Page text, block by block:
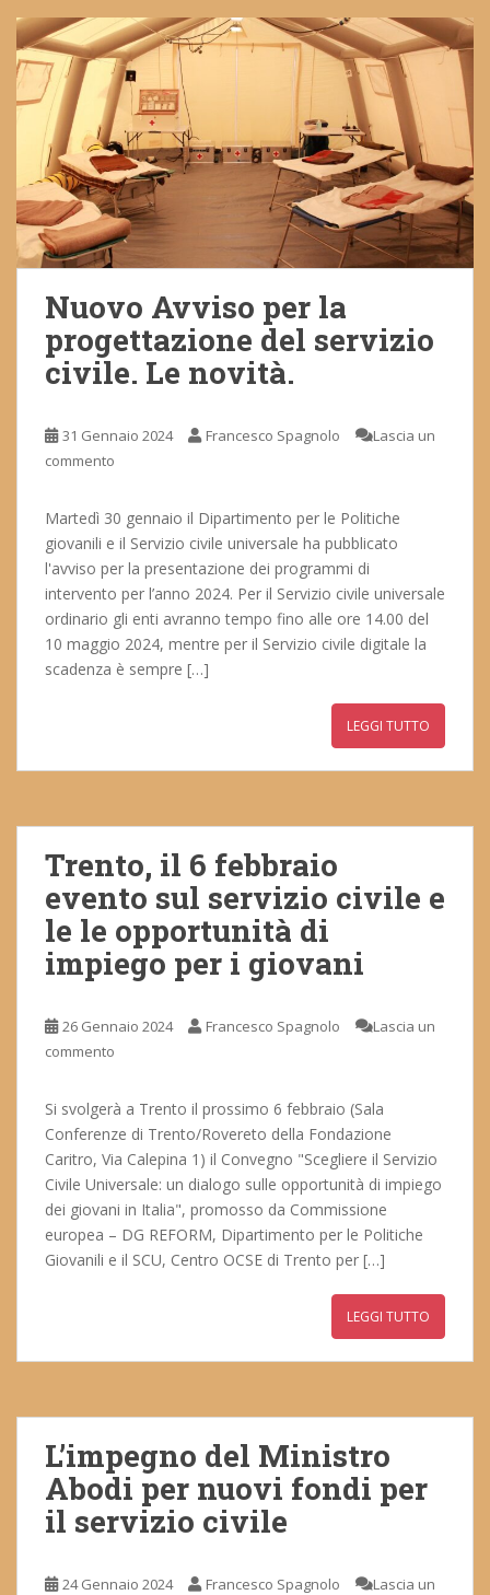
Nuovo Avviso per la
progettazione del servizio
civile. Le novità.
31 Gennaio 2024 Francesco Spagnolo
Lascia un
commento
Martedì 30 gennaio il Dipartimento per le Politiche
giovanili e il Servizio civile universale ha pubblicato
l'avviso per la presentazione dei programmi di
intervento per l’anno 2024. Per il Servizio civile universale
ordinario gli enti avranno tempo fino alle ore 14.00 del
10 maggio 2024, mentre per il Servizio civile digitale la
scadenza è sempre […]
LEGGI TUTTO
Trento, il 6 febbraio
evento sul servizio civile e
le le opportunità di
impiego per i giovani
26 Gennaio 2024 Francesco Spagnolo
Lascia un
commento
Si svolgerà a Trento il prossimo 6 febbraio (Sala
Conferenze di Trento/Rovereto della Fondazione
Caritro, Via Calepina 1) il Convegno "Scegliere il Servizio
Civile Universale: un dialogo sulle opportunità di impiego
dei giovani in Italia", promosso da Commissione
europea – DG REFORM, Dipartimento per le Politiche
Giovanili e il SCU, Centro OCSE di Trento per […]
LEGGI TUTTO
L’impegno del Ministro
Abodi per nuovi fondi per
il servizio civile
24 Gennaio 2024 Francesco Spagnolo
Lascia un